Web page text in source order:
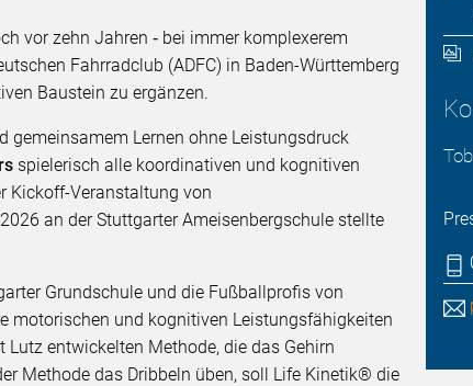
vor zehn Jahren ‑ bei immer komplexerem
Fahrradclub (ADFC) in Baden-Württemberg
Baustein zu ergänzen.
gemeinsamem Lernen ohne Leistungsdruck
spielerisch alle koordinativen und kognitiven
Kickoff-Veranstaltung von
an der Stuttgarter Ameisenbergschule stellte
Grundschule und die Fußballprofis von
motorischen und kognitiven Leistungsfähigkeiten
entwickelten Methode, die das Gehirn
Methode das Dribbeln üben, soll Life Kinetik® die